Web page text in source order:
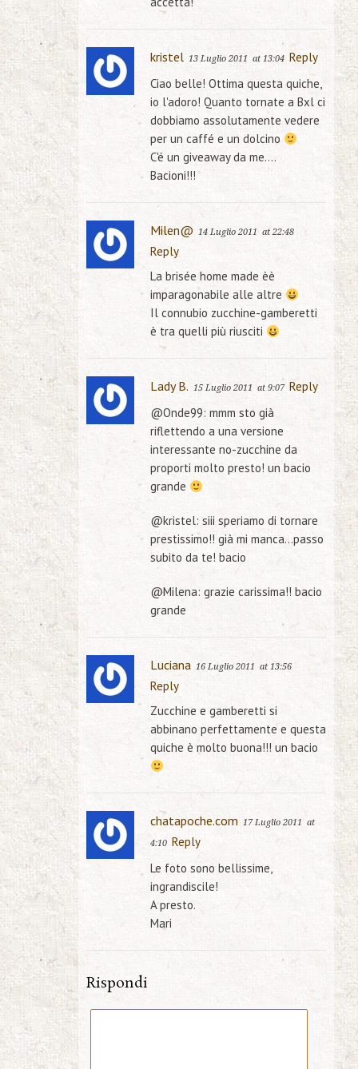
kristel 13 Luglio 2011 at 13:04 Reply
Ciao belle! Ottima questa quiche,
io l'adoro! Quanto tornate a Bxl ci
dobbiamo assolutamente vedere
per un caffé e un dolcino
C'é un giveaway da me….
Bacioni!!!
Milen@ 14 Luglio 2011 at 22:48
Reply
La brisée home made èè
imparagonabile alle altre
Il connubio zucchine-gamberetti
è tra quelli più riusciti
Lady B. 15 Luglio 2011 at 9:07 Reply
@Onde99: mmm sto già
riflettendo a una versione
interessante no-zucchine da
proporti molto presto! un bacio
grande
@kristel: siii speriamo di tornare
prestissimo!! già mi manca…passo
subito da te! bacio
@Milena: grazie carissima!! bacio
grande
Luciana 16 Luglio 2011 at 13:56
Reply
Zucchine e gamberetti si
abbinano perfettamente e questa
quiche è molto buona!!! un bacio
chatapoche.com 17 Luglio 2011 at
4:10 Reply
Le foto sono bellissime,
ingrandiscile!
A presto.
Mari
Rispondi